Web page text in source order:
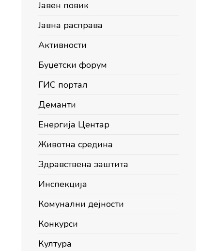
Јавен повик
Јавна расправа
Активности
Буџетски форум
ГИС портал
Деманти
Енергија Центар
Животна средина
Здравствена заштита
Инспекција
Комунални дејности
Конкурси
Култура